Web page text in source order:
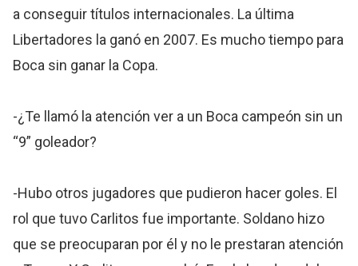
a conseguir títulos internacionales. La última
Libertadores la ganó en 2007. Es mucho tiempo para
Boca sin ganar la Copa.
-¿Te llamó la atención ver a un Boca campeón sin un
“9” goleador?
-Hubo otros jugadores que pudieron hacer goles. El
rol que tuvo Carlitos fue importante. Soldano hizo
que se preocuparan por él y no le prestaran atención